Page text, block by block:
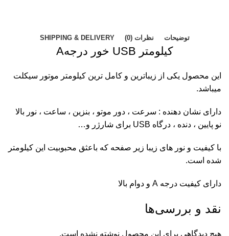
توضیحات نظرات (0) SHIPPING & DELIVERY
کیلومتر USB خور درجهA
این محصول یکی از زیباترین و کامل ترین کیلومتر موتور سیکلت
میباشد.
دارای نشان دهنده : سرعت ، دور موتو ، بنزین ، ساعت ، نور بالا
نو پایین ، دنده ، درگاه USB برای شارژر و…
با کیفیت و نور های زیبا زیر صفحه که باعثق محبوبیت این کیلومتر
شده است.
دارای کیفیت درجه A و دوام بالا
نقد و بررسی‌ها
هیچ دیدگاهی برای این محصول نوشته نشده است.